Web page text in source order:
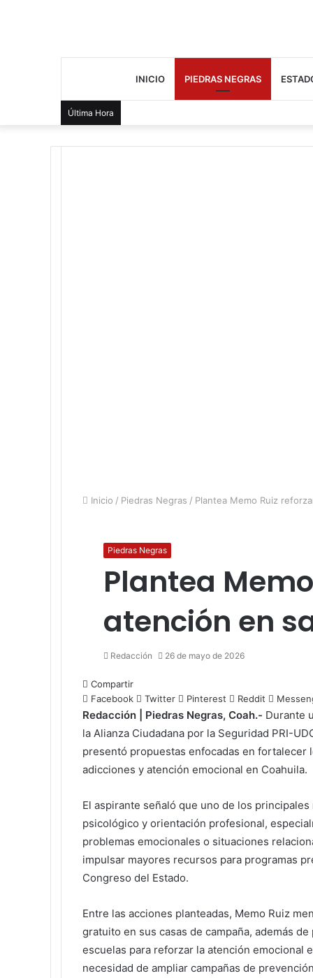
INICIO PIEDRAS NEGRAS
Última Hora
Inicio / Piedras Negras / Plantea Memo Ruiz
Piedras Negras
Plantea
atención en
Redacción 26 de mayo de 2026
Compartir
Facebook
Twitter Pinterest Reddit
Redacción | Piedras Negras, Coah.- Durante
la Alianza Ciudadana por la Seguridad PRI-
presentó propuestas enfocadas en fortalecer
adicciones y atención emocional en Coahuila.
El aspirante señaló que uno de los
psicológico y orientación profesional,
problemas emocionales o situaciones
impulsar mayores recursos para programas
Congreso del Estado.
Entre las acciones planteadas, Memo Ruiz
gratuito en sus casas de campaña, además
escuelas para reforzar la atención emocional
necesidad de ampliar campañas de